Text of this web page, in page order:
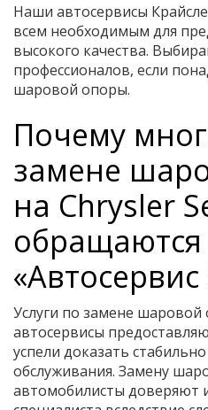
Наши автосервисы
всем необходимым для
высокого качества.
профессионалов, если
шаровой опоры.
Почему
замене
на Chrysler
обращаются
Услуги по замене
автосервисы
успели доказать
обслуживания. Замену
автомобилисты